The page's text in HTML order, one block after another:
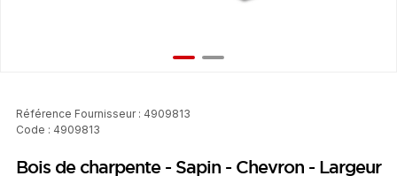
Référence Fournisseur : 4909813
Code : 4909813
Bois de charpente - Sapin - Chevron - Largeur